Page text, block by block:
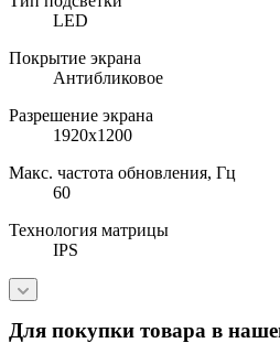
LED
Покрытие экрана
Антибликовое
Разрешение экрана
1920x1200
Макс. частота обновления, Гц
60
Технология матрицы
IPS
Для покупки товара в